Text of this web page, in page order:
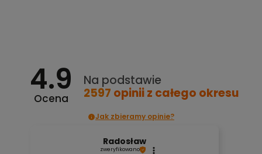
4.9
Ocena
Na podstawie
2597 opiniiz całego okresu
Jak zbieramy opinie?
Radosław
zweryfikowano